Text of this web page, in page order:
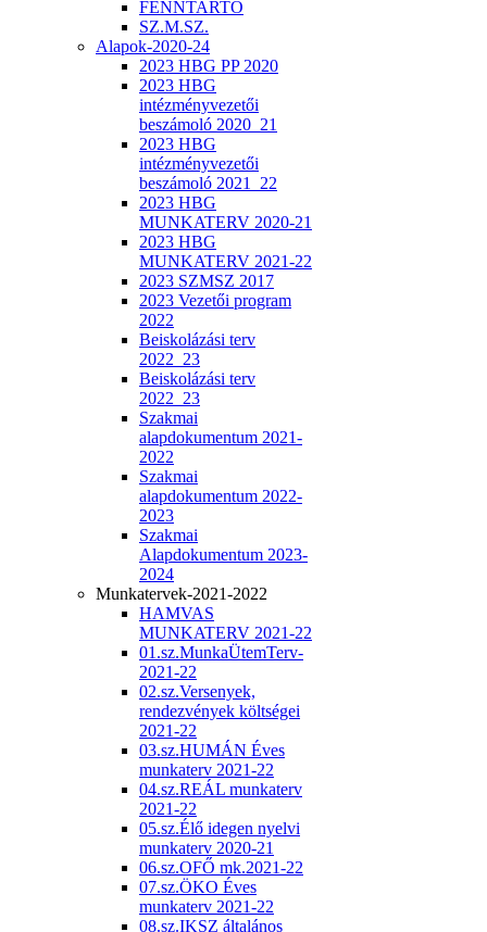
FENNTARTÓ
SZ.M.SZ.
Alapok-2020-24
2023 HBG PP 2020
2023 HBG
intézményvezetői
beszámoló 2020_21
2023 HBG
intézményvezetői
beszámoló 2021_22
2023 HBG
MUNKATERV 2020-21
2023 HBG
MUNKATERV 2021-22
2023 SZMSZ 2017
2023 Vezetői program
2022
Beiskolázási terv
2022_23
Beiskolázási terv
2022_23
Szakmai
alapdokumentum 2021-
2022
Szakmai
alapdokumentum 2022-
2023
Szakmai
Alapdokumentum 2023-
2024
Munkatervek-2021-2022
HAMVAS
MUNKATERV 2021-22
01.sz.MunkaÜtemTerv-
2021-22
02.sz.Versenyek,
rendezvények költségei
2021-22
03.sz.HUMÁN Éves
munkaterv 2021-22
04.sz.REÁL munkaterv
2021-22
05.sz.Élő idegen nyelvi
munkaterv 2020-21
06.sz.OFŐ mk.2021-22
07.sz.ÖKO Éves
munkaterv 2021-22
08.sz.IKSZ általános